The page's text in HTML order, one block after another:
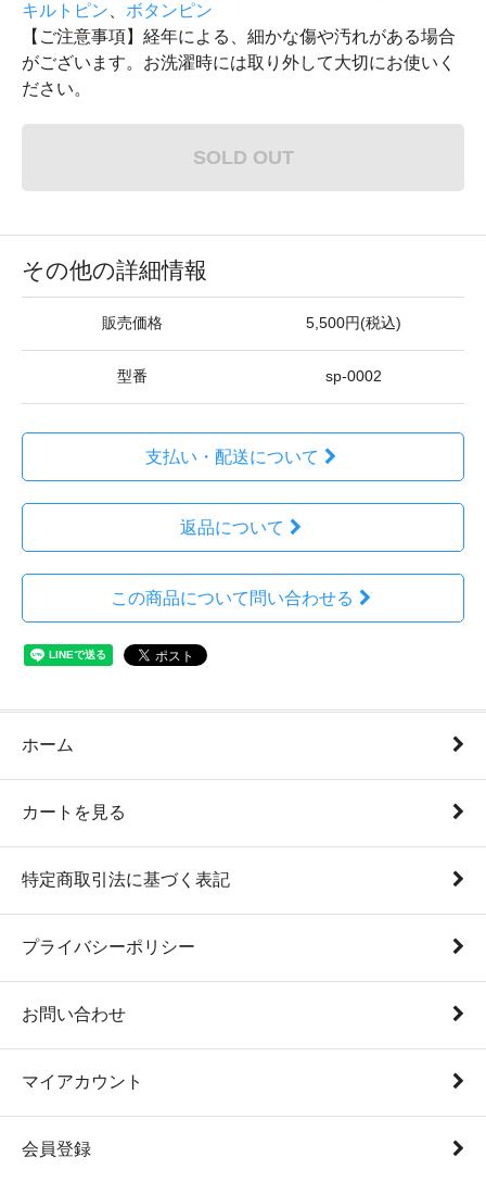
キルトピン
ボタンピン
【ご注意事項】経年による、細かな傷や汚れがある場合
がございます。お洗濯時には取り外して大切にお使いく
ださい。
SOLD OUT
その他の詳細情報
販売価格 5,500円(税込)
型番 sp-0002
支払い・配送について
返品について
この商品について問い合わせる
ホーム
カートを見る
特定商取引法に基づく表記
プライバシーポリシー
お問い合わせ
マイアカウント
会員登録